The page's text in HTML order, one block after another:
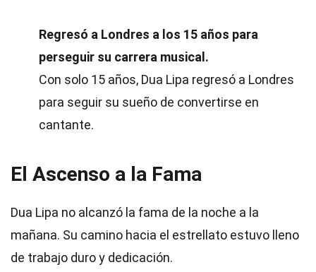
Regresó a Londres a los 15 años para
perseguir su carrera musical.
Con solo 15 años, Dua Lipa regresó a Londres
para seguir su sueño de convertirse en
cantante.
El Ascenso a la Fama
Dua Lipa no alcanzó la fama de la noche a la
mañana. Su camino hacia el estrellato estuvo lleno
de trabajo duro y dedicación.